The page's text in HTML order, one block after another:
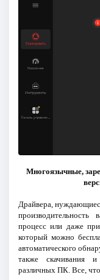
Многоязычные,
Драйвера,
процесс или даже
который можно
автоматического
также скачивания
различных ПК. Все,